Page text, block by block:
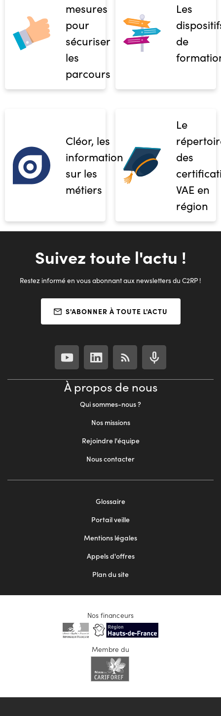
mesures
pour
sécuriser
les
parcours
Les
de
Cléor, les
informations
sur les
métiers
Le
des
VAE en
région
Suivez toute l'actu !
Restez informé en vous abonnant aux newsletters du C2RP !
S'ABONNER À TOUTE L'ACTU
À propos de nous
Qui sommes-nous ?
Nos missions
Rejoindre l'équipe
Nous contacter
Glossaire
Portail veille
Mentions légales
Appels d'offres
Plan du site
Nos financeurs
Membre du